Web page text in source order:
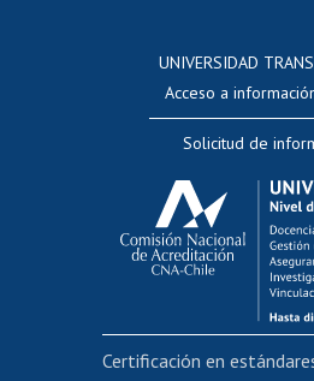
Editar Portafolio
Evaluación
Calificación
Postulación al
Cursos internos de
Bienestar del
Portal de
UNIVERSIDAD
Acceso a
Solicitud de
Certificación en